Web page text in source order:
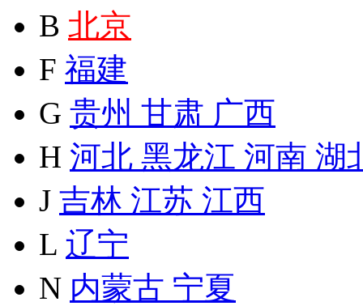
B 北京
F 福建
G 贵州 甘肃 广西
H 河北 黑龙江 河南 湖
J 吉林 江苏 江西
L 辽宁
N 内蒙古 宁夏